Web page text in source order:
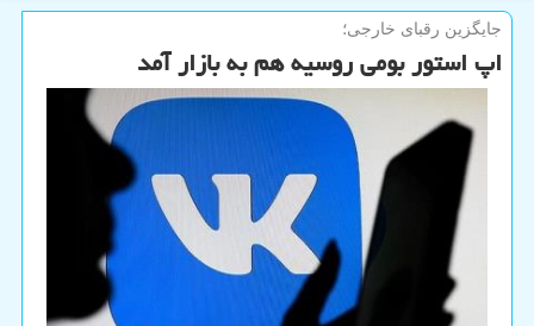
جایگزین رقبای خارجی؛
اپ استور بومی روسیه هم به بازار آمد